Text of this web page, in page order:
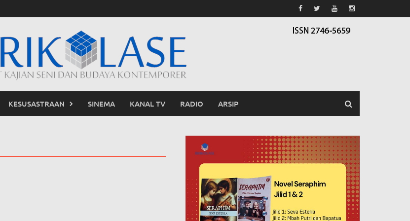
KESUSASTRAAN SINEMA KANAL TV RADIO ARSIP